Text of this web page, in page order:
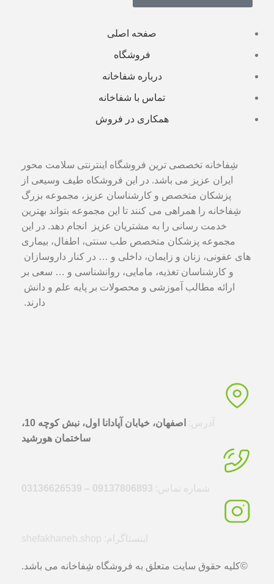
صفحه اصلی
فروشگاه
درباره شفاخانه
تماس با شفاخانه
همکاری در فروش
شِفاخانه تخصصی ترین فروشگاه اینترنتی سلامت محور
ایران عزیز می باشد. در این فروشکاه طیف وسیعی از
پزشکان متخصص و کارشناسان عزیز، مجموعه بزرگ
شِفاخانه را همراهی می کنند تا این مجموعه بتواند بهترین
خدمت رسانی را به مشتریان عزیز انجام دهد. در این
مجموعه پزشکان متخصص طب سنتی، اطفال، بیماری
های عفونی، زنان و زایمان، داخلی و … در کنار داروسازان
و کارشناسان تغذیه، مامایی، روانشناسی و … سعی بر
ارائه مطالب آموزشی و محصولات بر پایه علم و دانش
دارند.
آدرس:
اصفهان، خیابان آپادانا اول، نبش کوچه 10،
ساختمان هورشید
شماره تماس: 09137806893 – 03136626539
اینستاگرام: shefakhaneh.shop
©کلیه حقوق سایت متعلق به فروشگاه شِفاخانه می باشد.